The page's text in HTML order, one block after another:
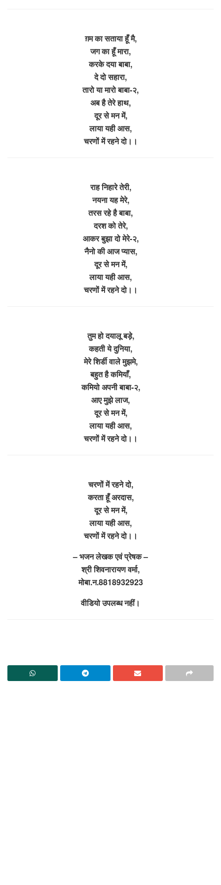
ग़म का सताया हूँ मै,
जग का हूँ मारा,
करके दया बाबा,
दे दो सहारा,
तारो या मारो बाबा-२,
अब है तेरे हाथ,
दूर से मन में,
लाया यही आस,
चरणों में रहने दो।।
राह निहारे तेरी,
नयना यह मेरे,
तरस रहे है बाबा,
दरश को तेरे,
आकर बुझा दो मेरे-२,
नैनो की आज प्यास,
दूर से मन में,
लाया यही आस,
चरणों में रहने दो।।
तुम हो दयालू बड़े,
कहती ये दुनिया,
मेरे शिर्डी वाले मुझमे,
बहुत है कमियाँ,
कमियो अपनी बाबा-२,
आए मुझे लाज,
दूर से मन में,
लाया यही आस,
चरणों में रहने दो।।
चरणों में रहने दो,
करता हूँ अरदास,
दूर से मन में,
लाया यही आस,
चरणों में रहने दो।।
– भजन लेखक एवं प्रेषक –
श्री शिवनारायण वर्मा,
मोबा.न.8818932923
वीडियो उपलब्ध नहीं।